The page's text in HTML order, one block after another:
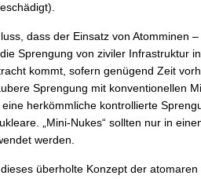
dass der Einsatz von Atomminen
Sprengung von ziviler Infrastruktur in
kommt, sofern genügend Zeit
Sprengung mit konventionellen
herkömmliche kontrollierte
„Mini-Nukes“ sollten nur in
werden.
überholte Konzept der